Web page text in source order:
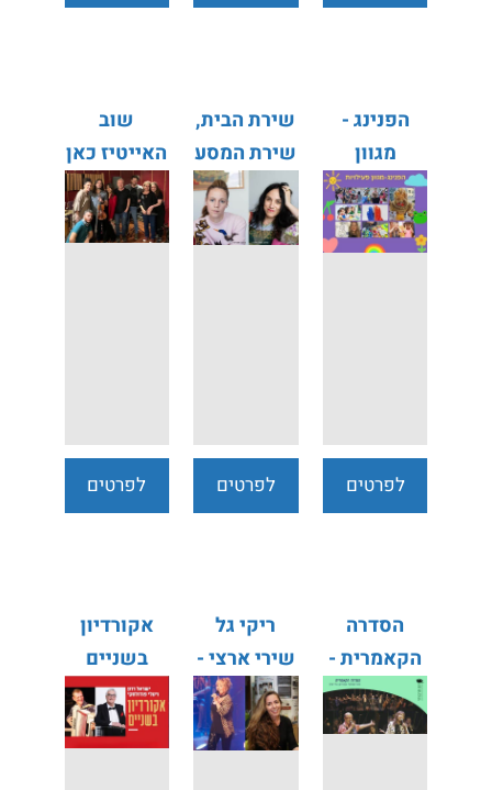
הפנינג -
מגוון
פעילויות
לפרטים
שירת הבית,
שירת המסע
- מיה טבת
דיין רונה
קינן
לפרטים
שוב
האייטיז כאן
- אלון
אולארצ'יק
זמר אורח
לפרטים
הסדרה
הקאמרית -
מופעי ילדים
ריקי גל
שירי ארצי -
אינטימי
מוסיקלי
אקורדיון
בשניים